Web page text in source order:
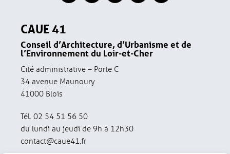
CAUE 41
Conseil d’Architecture, d’Urbanisme et de
l’Environnement du Loir-et-Cher
Cité administrative – Porte C
34 avenue Maunoury
41000 Blois
Tél. 02 54 51 56 50
du lundi au jeudi de 9h à 12h30
contact@caue41.fr